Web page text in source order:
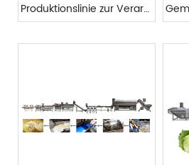
Produktionslinie zur Verarbeitung von Blattgemüse